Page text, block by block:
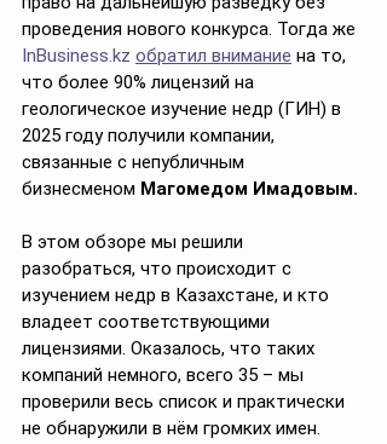
проведения нового конкурса. Тогда же
InBusiness.kz обратил внимание на то,
что более 90% лицензий на
геологическое изучение недр (ГИН) в
2025 году получили компании,
связанные с непубличным
бизнесменом Магомедом Имадовым.
В этом обзоре мы решили
разобраться, что происходит с
изучением недр в Казахстане, и кто
владеет соответствующими
лицензиями. Оказалось, что таких
компаний немного, всего 35 – мы
проверили весь список и практически
не обнаружили в нём громких имен.